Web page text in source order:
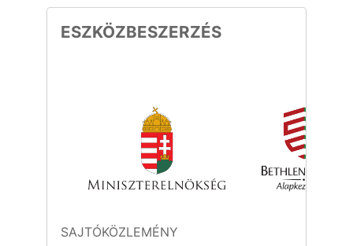
ESZKÖZBESZERZÉS
SAJTÓKÖZLEMÉNY